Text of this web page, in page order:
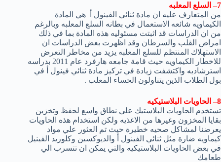
7– السلع المعلبه
من المتعارف عليه ان مادة ثنائي الفينول أ هي المادة
الكيماويه شائعه الاستعمال في بطانه السلع المعلبه وبالرغم
من ان الدراسات قد اثبتت مسئوليه هذه المادة بما في ذلك
امراض القلب والسرطان وقد اظهرت بعض الدراسات ان
الاستهلاك المنتظم للسلع المعلبه يزيد من مخاطر التعرض
للاخطار الكيماويه حيث قامة جامعه هارفرد عام 2011 بدراسه
استرشاديه واكتشفت زيادة في تركيز مادة ثنائي فينول أ في
بول الطلاب الذين يتناولون الحساء المعلب .
8– الحاويات البلاستيكيه
تستخدم الحاويات البلاستيك علي نطاق واسع لحفظ وتخزين
بقايا المخزون وغيرها من الاغذيه ولكن استخدام هذه الحاويات
يعرضنا لمشاكل صحيه خطيرة حيث تم العثور علي مواد
كيماويه ضارة مثل ثنائي الفينول أ والديوكسين وكلوريد الفينيل
في بعض الحاويات البلاستيكيه والتي يمكن ان تتسرب الي
طعامك